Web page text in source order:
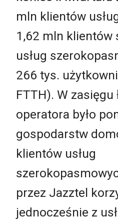
mln klientów
1,62 mln klientów
usług
266 tys.
FTTH). W zasięgu
operatora było
gospodarstw
klientów usług
przez Jazztel
jednocześnie z